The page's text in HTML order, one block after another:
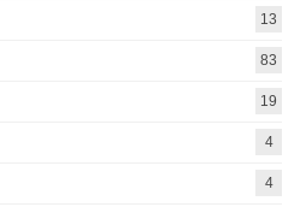
13
83
19
4
4